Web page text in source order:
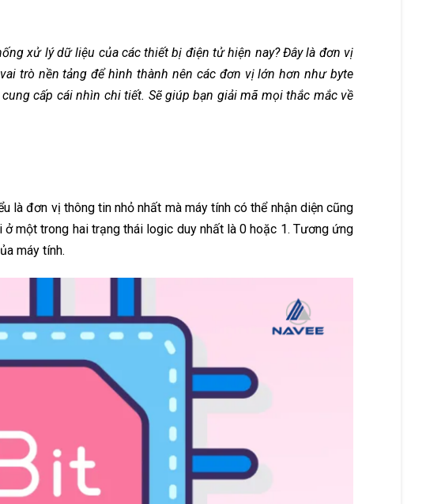
xử lý dữ liệu của các thiết bị điện tử hiện nay? Đây là đơn vị
trò nền tảng để hình thành nên các đơn vị lớn hơn như byte
cấp cái nhìn chi tiết. Sẽ giúp bạn giải mã mọi thắc mắc về
là đơn vị thông tin nhỏ nhất mà máy tính có thể nhận diện cũng
một trong hai trạng thái logic duy nhất là 0 hoặc 1. Tương ứng
máy tính.